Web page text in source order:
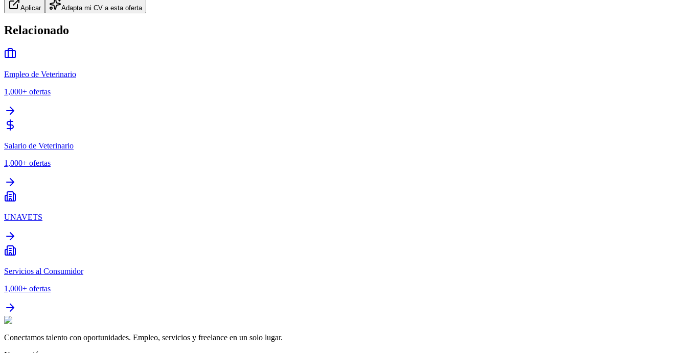
Aplicar Adapta mi CV a esta oferta
Relacionado
Empleo de Veterinario
1,000+ ofertas
Salario de Veterinario
1,000+ ofertas
UNAVETS
Servicios al Consumidor
1,000+ ofertas
Conectamos talento con oportunidades. Empleo, servicios y freelance en un solo lugar.